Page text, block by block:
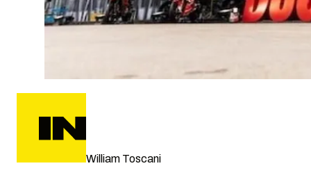
William Toscani